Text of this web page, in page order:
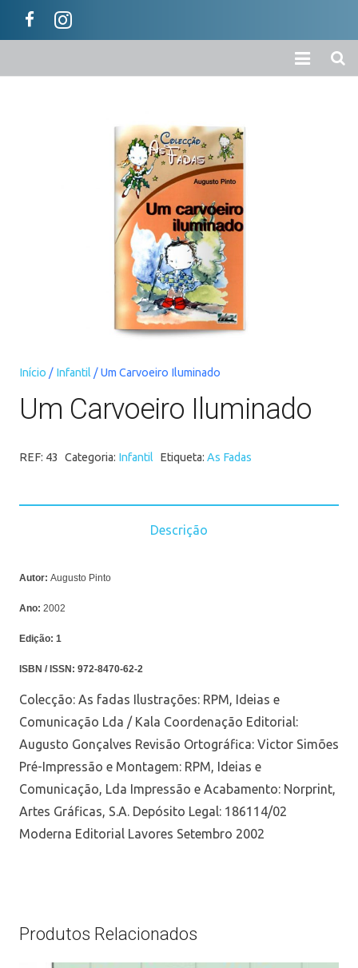
Ajuda / Informações
Início / Infantil / Um Carvoeiro Iluminado
Um Carvoeiro Iluminado
REF: 43 Categoria: Infantil Etiqueta: As Fadas
Descrição
Autor: Augusto Pinto
Ano: 2002
Edição: 1
ISBN / ISSN: 972-8470-62-2
Colecção: As fadas Ilustrações: RPM, Ideias e
Comunicação Lda / Kala Coordenação Editorial:
Augusto Gonçalves Revisão Ortográfica: Victor Simões
Pré-Impressão e Montagem: RPM, Ideias e
Comunicação, Lda Impressão e Acabamento: Norprint,
Artes Gráficas, S.A. Depósito Legal: 186114/02
Moderna Editorial Lavores Setembro 2002
Produtos Relacionados